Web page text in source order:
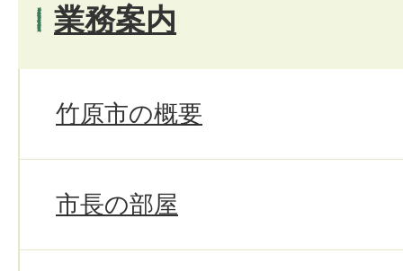
業務案内
竹原市の概要
市長の部屋